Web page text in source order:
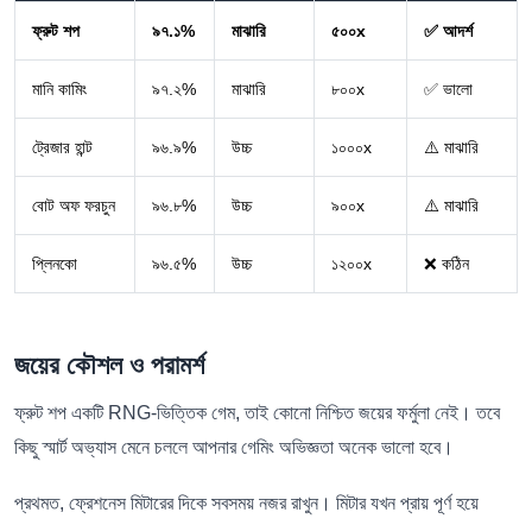
ফ্রুট শপ ৯৭.১% মাঝারি ৫০০x ✅ আদর্শ
মানি কামিং ৯৭.২% মাঝারি ৮০০x ✅ ভালো
ট্রেজার হান্ট ৯৬.৯% উচ্চ ১০০০x ⚠️ মাঝারি
বোট অফ ফরচুন ৯৬.৮% উচ্চ ৯০০x ⚠️ মাঝারি
প্লিনকো ৯৬.৫% উচ্চ ১২০০x ❌ কঠিন
জয়ের কৌশল ও পরামর্শ
ফ্রুট শপ একটি RNG-ভিত্তিক গেম, তাই কোনো নিশ্চিত জয়ের ফর্মুলা নেই। তবে
কিছু স্মার্ট অভ্যাস মেনে চললে আপনার গেমিং অভিজ্ঞতা অনেক ভালো হবে।
প্রথমত, ফ্রেশনেস মিটারের দিকে সবসময় নজর রাখুন। মিটার যখন প্রায় পূর্ণ হয়ে